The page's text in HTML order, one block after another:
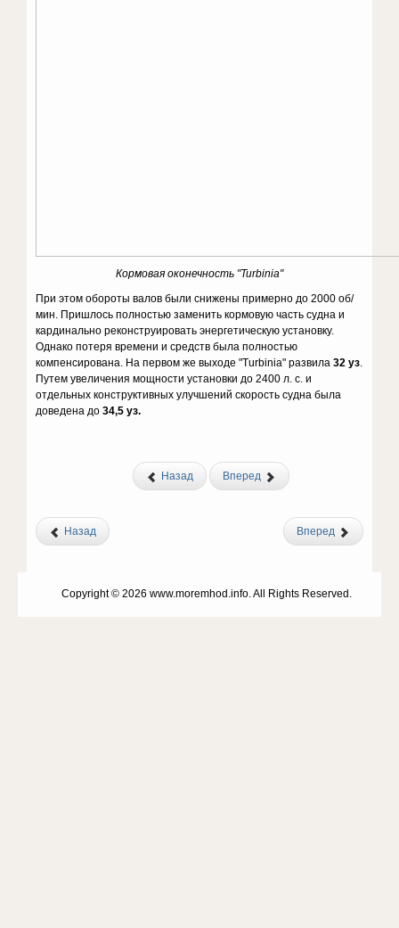
Кормовая оконечность "Turbinia"
При этом обороты валов были снижены примерно до 2000 об/
мин. Пришлось полностью заменить кормовую часть судна и
кардинально реконструировать энергетическую установку.
Однако потеря времени и средств была полностью
компенсирована. На первом же выходе "Turbinia" развила32 уз.
Путем увеличения мощности установки до 2400 л. с. и
отдельных конструктивных улучшений скорость судна была
доведена до34,5 уз.
Назад Вперед
Назад Вперед
Copyright © 2026 www.moremhod.info. All Rights Reserved.